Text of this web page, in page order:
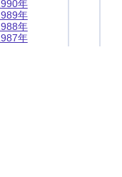
年
年
年
年